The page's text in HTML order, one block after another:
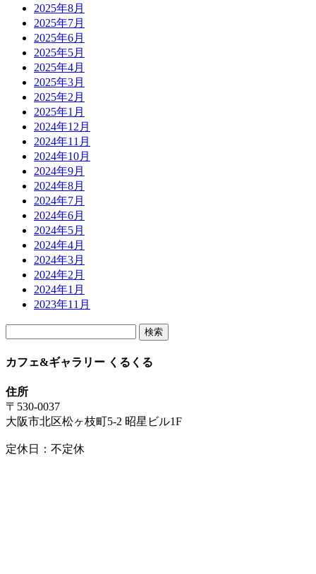
2025年8月
2025年7月
2025年6月
2025年5月
2025年4月
2025年3月
2025年2月
2025年1月
2024年12月
2024年11月
2024年10月
2024年9月
2024年8月
2024年7月
2024年6月
2024年5月
2024年4月
2024年3月
2024年2月
2024年1月
2023年11月
カフェ&ギャラリー くるくる
住所
〒530-0037
大阪市北区松ヶ枝町5-2 昭星ビル1F
定休日：不定休